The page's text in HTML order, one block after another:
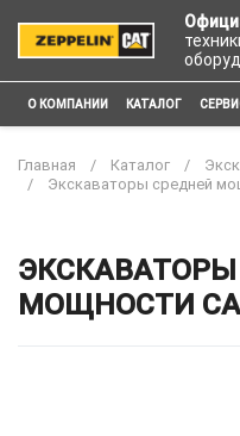
О КОМПАНИИ КАТАЛОГ
Главная Каталог
Экскаваторы средней
МОЩНОСТИ